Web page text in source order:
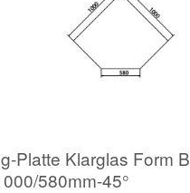
Platte Klarglas Form B
580mm-45°